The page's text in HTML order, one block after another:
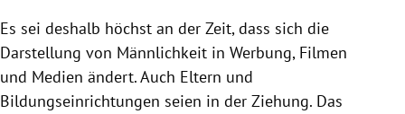
Es sei deshalb höchst an der Zeit, dass sich die
Darstellung von Männlichkeit in Werbung, Filmen
und Medien ändert. Auch Eltern und
Bildungseinrichtungen seien in der Ziehung. Das